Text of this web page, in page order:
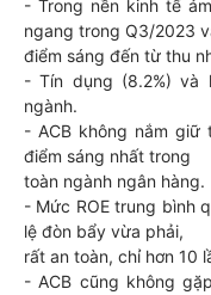
- Trong nền kinh tế
ngang trong Q3/2023
điểm sáng đến từ thu
- Tín dụng (8.2%) và
ngành.
- ACB không nắm giữ
điểm sáng nhất trong
toàn ngành ngân hàng.
- Mức ROE trung bình
lệ đòn bẩy vừa phải,
rất an toàn, chỉ hơn 10
- ACB cũng không